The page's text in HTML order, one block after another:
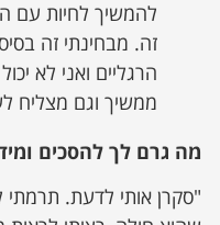
להמשיך לחיות עם
זה. מבחינתי זה
הרגליים ואני לא
ממשיך וגם מצליח
מה גרם לך להסכים
"סקרן אותי לדעת. תרמתי